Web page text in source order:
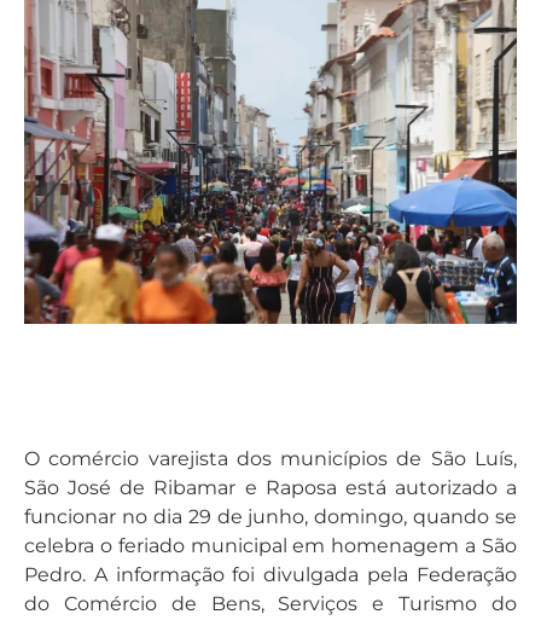
O comércio varejista dos municípios de São Luís,
São José de Ribamar e Raposa está autorizado a
funcionar no dia 29 de junho, domingo, quando se
celebra o feriado municipal em homenagem a São
Pedro. A informação foi divulgada pela Federação
do Comércio de Bens, Serviços e Turismo do